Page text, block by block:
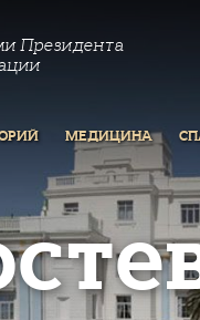
Президента
МЕДИЦИНА